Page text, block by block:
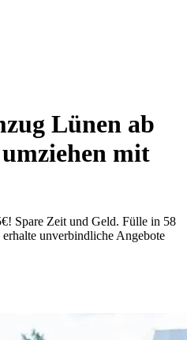
Lünen ab
mit
Spare Zeit und Geld. Fülle in 58
unverbindliche Angebote